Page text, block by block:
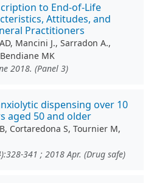
to End-of-Life
Attitudes, and
Practitioners
Mancini J., Sarradon A.,
MK
2018. (Panel 3)
dispensing over 10
aged 50 and older
Cortaredona S, Tournier M,
341 ; 2018 Apr. (Drug safe)